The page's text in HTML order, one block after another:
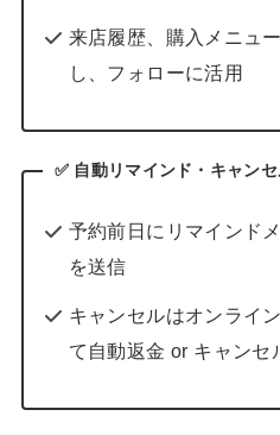
来店履歴、購入メニュ
し、フォローに活用
✅ 自動リマインド・キャン
予約前日にリマインド
を送信
キャンセルはオンライ
て自動返金 or キャンセ